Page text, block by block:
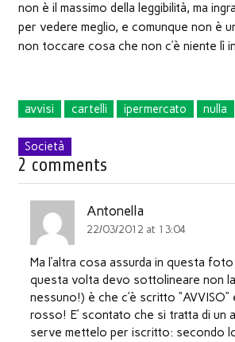
non è il massimo della leggibilità, ma
per vedere meglio, e comunque non è
non toccare cosa che non c’è niente lì
avvisi cartelli ipermercato nulla
Società
2 comments
Antonella
22/03/2012 at 13:04
Ma l’altra cosa assurda in questa
questa volta devo sottolineare non
nessuno!) è che c’è scritto “AVVISO”
rosso! E’ scontato che si tratta di un
serve mettelo per iscritto: secondo